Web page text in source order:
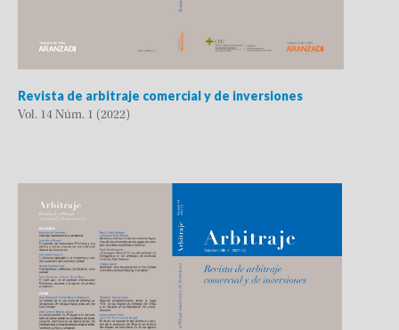
Revista de arbitraje comercial y de inversiones
Vol. 14 Núm. 1 (2022)